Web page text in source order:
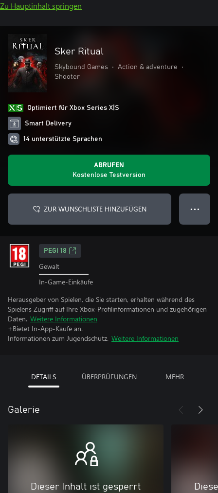
Zu Hauptinhalt springen
Sker Ritual
Skybound Games • Action & adventure
•
Shooter
Optimiert für Xbox Series X|S
Smart Delivery
14 unterstützte Sprachen
ABRUFEN
Kostenlose Testversion
ZUR WUNSCHLISTE HINZUFÜGEN ● ● ●
PEGI 18
Gewalt
In-Game-Einkäufe
Herausgeber von Spielen, die Sie starten, erhalten während des
Spielens Zugriff auf Ihre Xbox-Profilinformationen und zugehörigen
Daten. Weitere Informationen
+Bietet In-App-Käufe an.
Informationen zum Jugendschutz. Weitere Informationen
DETAILS ÜBERPRÜFUNGEN MEHR
Galerie
Dieser Inhalt ist gesperrt